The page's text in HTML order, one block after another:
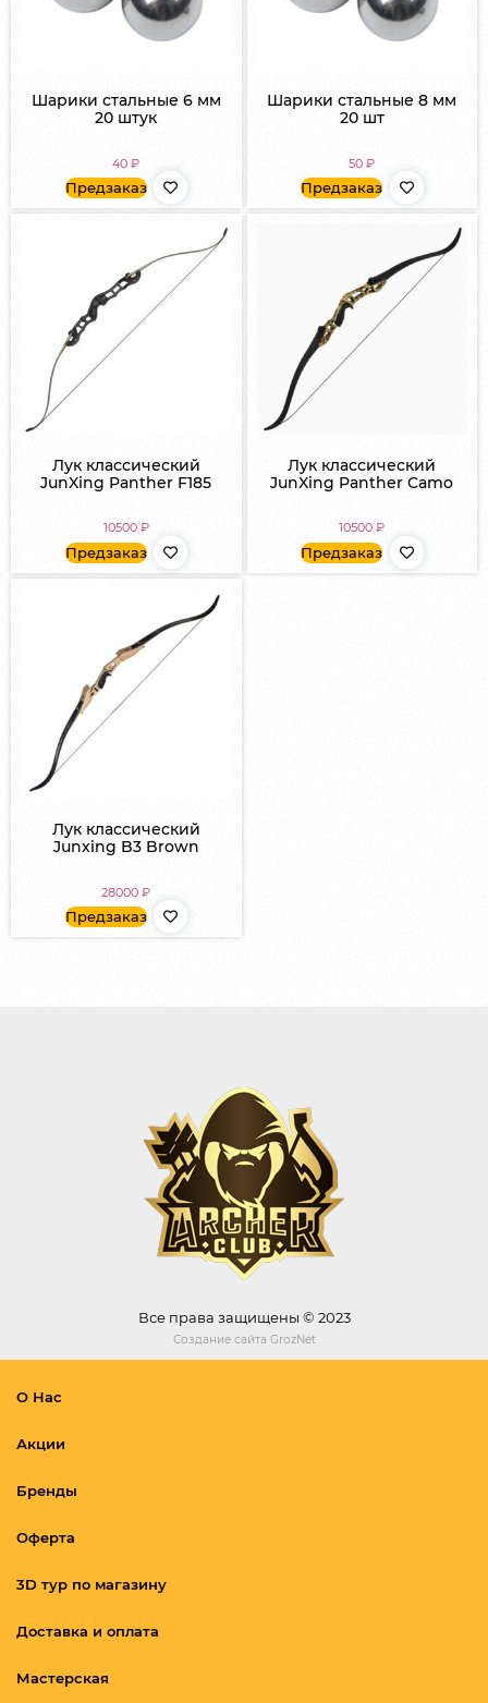
Шарики стальные 6 мм
20 штук
40₽
Предзаказ
Шарики стальные 8 мм
20 шт
50₽
Предзаказ
Лук классический
JunXing Panther F185
10500 ₽
Предзаказ
Лук классический
JunXing Panther Camo
10500₽
Предзаказ
Лук классический
Junxing B3 Brown
28000₽
Предзаказ
Все права защищены © 2023
Создание сайта GrozNet
О Нас
Акции
Бренды
Оферта
3D тур по магазину
Доставка и оплата
Мастерская